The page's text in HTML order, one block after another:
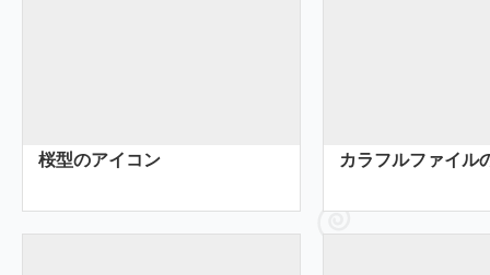
桜型のアイコン カラフルファイル